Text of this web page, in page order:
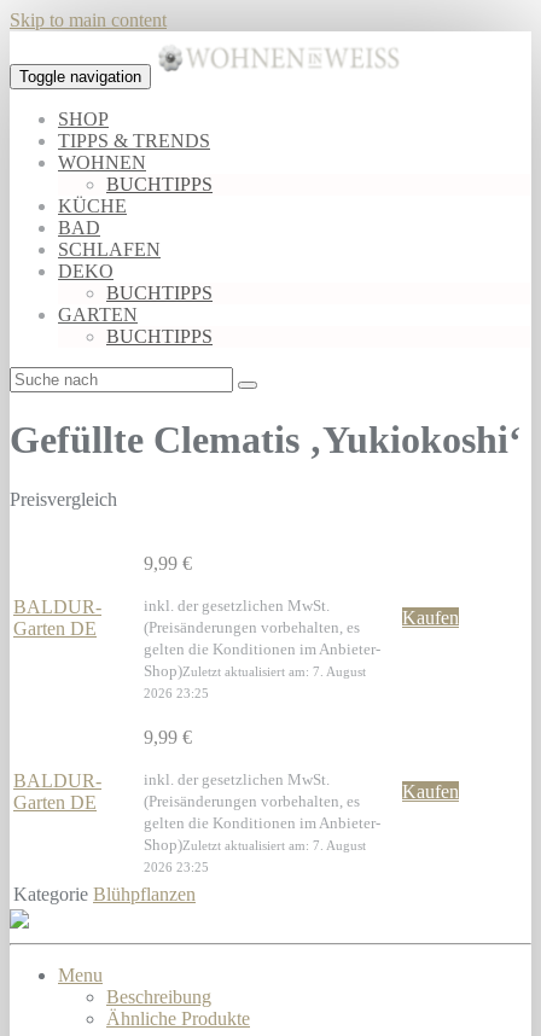
Skip to main content
Toggle navigation
SHOP
TIPPS & TRENDS
WOHNEN
BUCHTIPPS
KÜCHE
BAD
SCHLAFEN
DEKO
BUCHTIPPS
GARTEN
BUCHTIPPS
Gefüllte Clematis ‚Yukiokoshi‘
Preisvergleich
BALDUR-
Garten DE
9,99 €
inkl. der gesetzlichen MwSt.
(Preisänderungen vorbehalten, es
gelten die Konditionen im Anbieter-
Shop)Zuletzt aktualisiert am: 7. August
2026 23:25
Kaufen
BALDUR-
Garten DE
9,99 €
inkl. der gesetzlichen MwSt.
(Preisänderungen vorbehalten, es
gelten die Konditionen im Anbieter-
Shop)Zuletzt aktualisiert am: 7. August
2026 23:25
Kaufen
Kategorie Blühpflanzen
Menu
Beschreibung
Ähnliche Produkte